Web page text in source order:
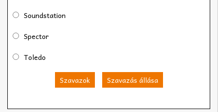
Soundstation
Spector
Toledo
Szavazok Szavazás állása